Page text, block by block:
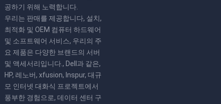
공하기 위해 노력합니다.
우리는 판매를 제공합니다, 설치,
최적화 및 OEM 컴퓨터 하드웨어
및 소프트웨어 서비스, 우리의 주
요 제품은 다양한 브랜드의 서버
및 액세서리입니다., Dell과 같은,
HP, 레노버, xfusion, Inspur, 대규
모 인터넷 대화식 프로젝트에서
풍부한 경험으로, 데이터 센터 구